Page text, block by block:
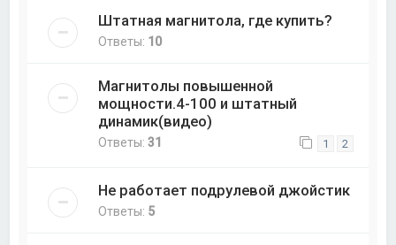
Штатная магнитола, где купить?
Ответы: 10
Магнитолы повышенной
мощности.4-100 и штатный
динамик(видео)
Ответы:31 1 2
Не работает подрулевой джойстик
Ответы: 5